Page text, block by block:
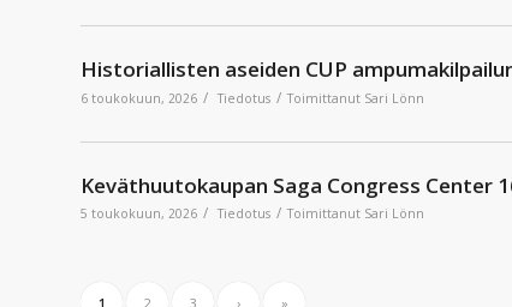
Historiallisten aseiden CUP
6 toukokuun, 2026 / Tiedotus / Toimittanut Sari Lönn
Keväthuutokaupan Saga Congress Center
5 toukokuun, 2026 / Tiedotus / Toimittanut Sari Lönn
1 2 3 › »